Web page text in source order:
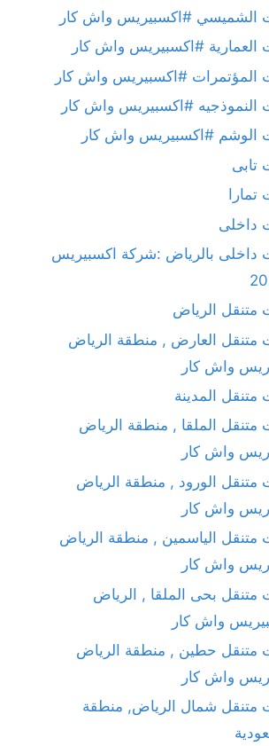
الشميسي #اكسبيريس واش كار
العمارية #اكسبيريس واش كار
المؤتمرات #اكسبيريس واش كار
النموذجيه #اكسبيريس واش كار
الوشم #اكسبيريس واش كار
تابى
داخلى
داخلى بالرياض :شركة اكسبيريس
متنقل الرياض
متنقل العارض , منطقة الرياض
واش كار
متنقل المدينة
متنقل الملقا , منطقة الرياض
واش كار
متنقل الورود , منطقة الرياض
واش كار
متنقل الياسمين , منطقة الرياض
واش كار
متنقل بحى الملقا , الرياض
واش كار
متنقل حطين , منطقة الرياض
واش كار
متنقل شمال الرياض, منطقة